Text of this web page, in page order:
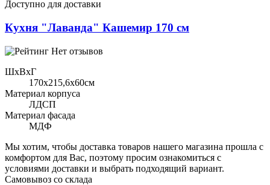
Доступно для доставки
Кухня "Лаванда" Кашемир 170 см
Нет отзывов
ШхВхГ
170x215,6х60см
Материал корпуса
ЛДСП
Материал фасада
МДФ
Мы хотим, чтобы доставка товаров нашего магазина прошла с
комфортом для Вас, поэтому просим ознакомиться с
условиями доставки и выбрать подходящий вариант.
Самовывоз со склада